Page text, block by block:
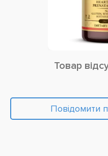
Товар
Повідомити